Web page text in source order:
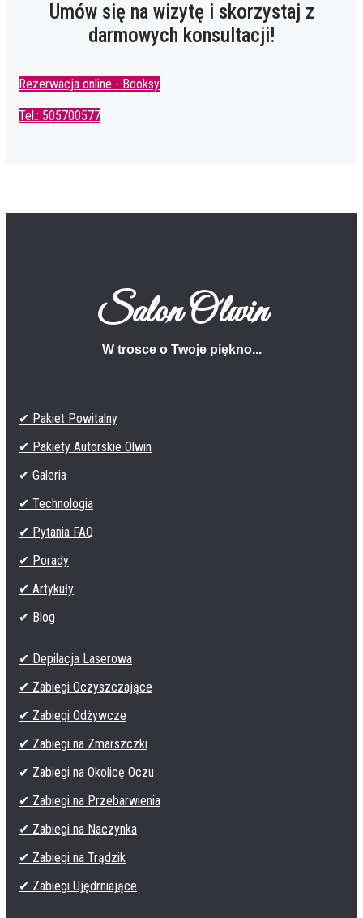
Umów się na wizytę i skorzystaj z
darmowych konsultacji!
Rezerwacja online - Booksy
Tel.: 505700577
Salon Olwin
W trosce o Twoje piękno...
✔ Pakiet Powitalny
✔ Pakiety Autorskie Olwin
✔ Galeria
✔ Technologia
✔ Pytania FAQ
✔ Porady
✔ Artykuły
✔ Blog
✔ Depilacja Laserowa
✔ Zabiegi Oczyszczające
✔ Zabiegi Odżywcze
✔ Zabiegi na Zmarszczki
✔ Zabiegi na Okolicę Oczu
✔ Zabiegi na Przebarwienia
✔ Zabiegi na Naczynka
✔ Zabiegi na Trądzik
✔ Zabiegi Ujędrniające